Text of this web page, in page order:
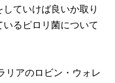
ていけば良いか取り
るピロリ菌について
リアのロビン・ウォレ